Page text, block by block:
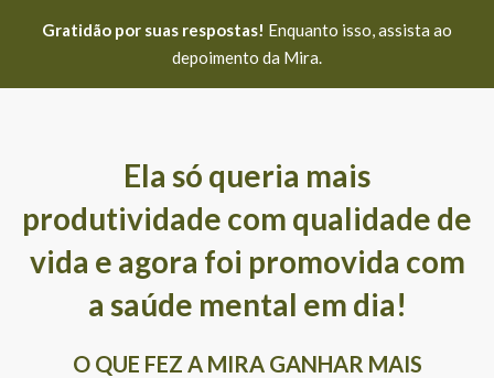
Gratidão por suas respostas! Enquanto isso, assista ao
depoimento da Mira.
Ela só queria mais
produtividade com qualidade de
vida e agora foi promovida com
a saúde mental em dia!
O QUE FEZ A MIRA GANHAR MAIS